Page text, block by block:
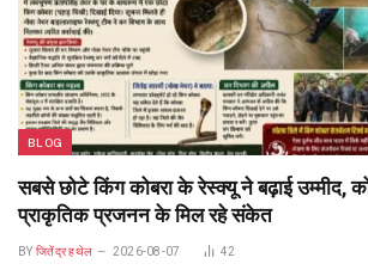
BLOG
सबसे छोटे किंग कोबरा के रेस्क्यू ने बढ़ाई उम्मीद,
प्राकृतिक प्रजनन के मिल रहे संकेत
BY जितेंद्र हथेल 2026-08-07 42